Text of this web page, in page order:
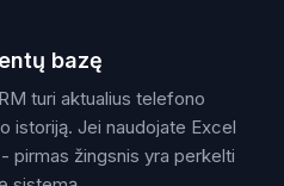
bazę
turi aktualius telefono
istoriją. Jei naudojate Excel
pirmas žingsnis yra perkelti